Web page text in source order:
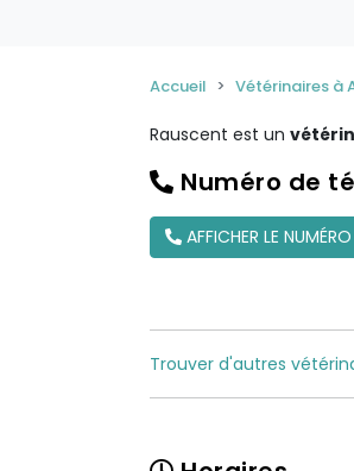
Accueil Vétérinaires à
Rauscent est un
Numéro de
AFFICHER LE NUMÉRO
Trouver d'autres